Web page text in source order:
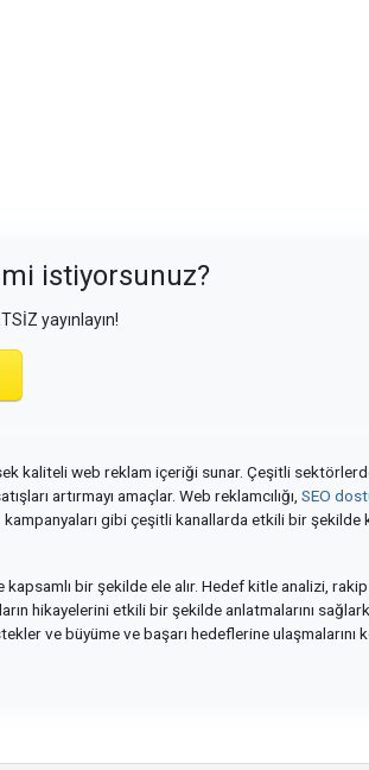
mi istiyorsunuz?
yayınlayın!
kaliteli web reklam içeriği sunar. Çeşitli
artırmayı amaçlar. Web reklamcılığı, SEO
gibi çeşitli kanallarda etkili bir şekilde
bir şekilde ele alır. Hedef kitle analizi,
hikayelerini etkili bir şekilde anlatmalarını
ve büyüme ve başarı hedeflerine ulaşmalarını